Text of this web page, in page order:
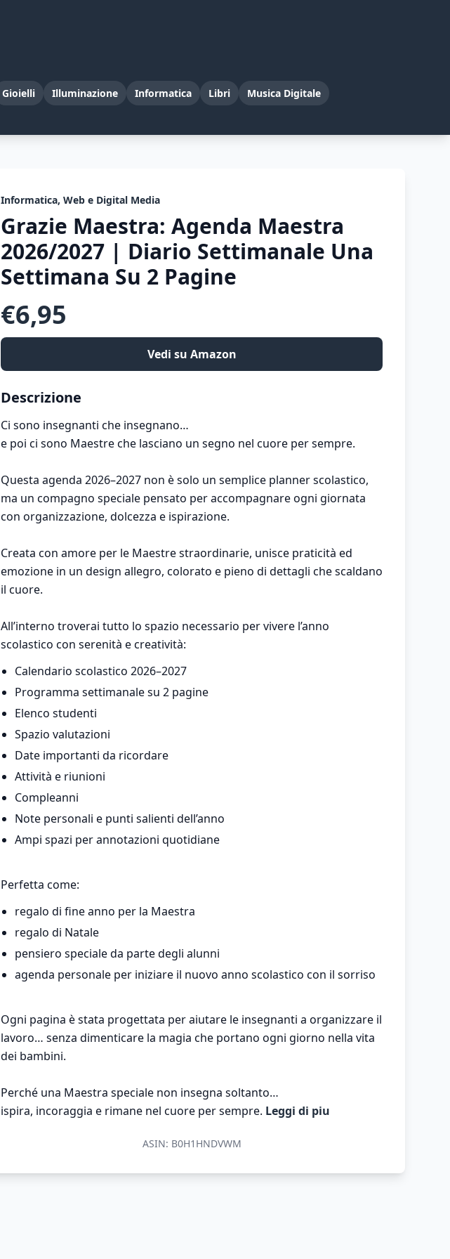
Gioielli Illuminazione Informatica Libri
Musica Digitale
Informatica, Web e Digital Media
Grazie Maestra: Agenda Maestra
2026/2027 | Diario Settimanale Una
Settimana Su 2 Pagine
€6,95
Vedi su Amazon
Descrizione
Ci sono insegnanti che insegnano…
e poi ci sono Maestre che lasciano un segno nel cuore per sempre.
Questa agenda 2026–2027 non è solo un semplice planner scolastico,
ma un compagno speciale pensato per accompagnare ogni giornata
con organizzazione, dolcezza e ispirazione.
Creata con amore per le Maestre straordinarie, unisce praticità ed
emozione in un design allegro, colorato e pieno di dettagli che scaldano
il cuore.
All’interno troverai tutto lo spazio necessario per vivere l’anno
scolastico con serenità e creatività:
Calendario scolastico 2026–2027
Programma settimanale su 2 pagine
Elenco studenti
Spazio valutazioni
Date importanti da ricordare
Attività e riunioni
Compleanni
Note personali e punti salienti dell’anno
Ampi spazi per annotazioni quotidiane
Perfetta come:
regalo di fine anno per la Maestra
regalo di Natale
pensiero speciale da parte degli alunni
agenda personale per iniziare il nuovo anno scolastico con il sorriso
Ogni pagina è stata progettata per aiutare le insegnanti a organizzare il
lavoro… senza dimenticare la magia che portano ogni giorno nella vita
dei bambini.
Perché una Maestra speciale non insegna soltanto…
ispira, incoraggia e rimane nel cuore per sempre. Leggi di piu
ASIN: B0H1HNDVWM